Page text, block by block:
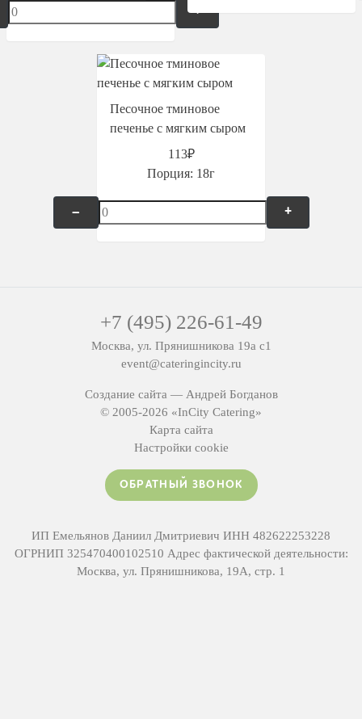
+
Песочное тминовое
печенье с мягким сыром
113₽
Порция: 18г
– +
+7 (495) 226-61-49
Москва, ул. Прянишникова 19а с1
event@cateringincity.ru
Создание сайта — Андрей Богданов
© 2005-2026 «InCity Catering»
Карта сайта
Настройки cookie
ОБРАТНЫЙ ЗВОНОК
ИП Емельянов Даниил Дмитриевич ИНН 482622253228
ОГРНИП 325470400102510 Адрес фактической деятельности:
Москва, ул. Прянишникова, 19А, стр. 1